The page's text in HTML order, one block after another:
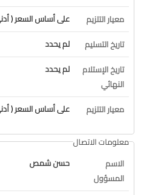
معيار التلزيم
على أساس السعر (
تاريخ التسليم
لم يحدد
تاريخ الإستلام
النهائي
لم يحدد
معيار التلزيم على أساس السعر (
معلومات الاتصال
الاسم
المسؤول
حسن شمص